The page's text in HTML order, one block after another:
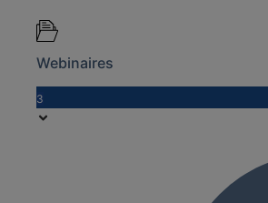
Webinaires
3